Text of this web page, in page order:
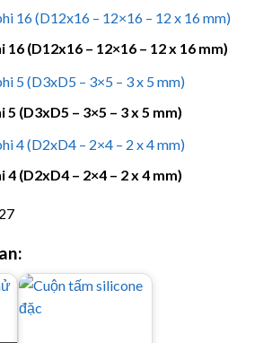
16 (D12x16 – 12×16 – 12 x 16 mm)
5 (D3xD5 – 3×5 – 3 x 5 mm)
4 (D2xD4 – 2×4 – 2 x 4 mm)